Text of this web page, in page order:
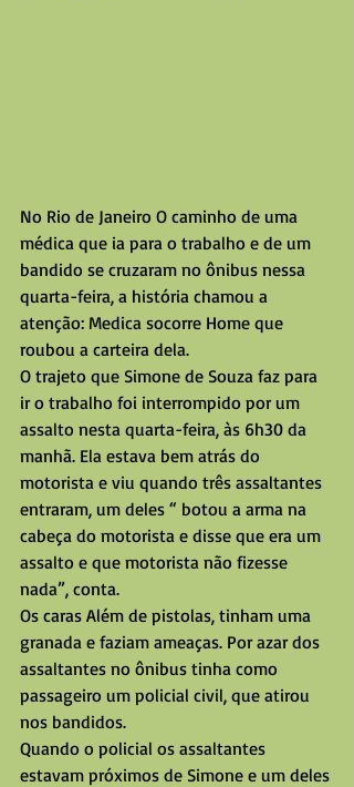
No Rio de Janeiro O caminho de uma
médica que ia para o trabalho e de um
bandido se cruzaram no ônibus nessa
quarta-feira, a história chamou a
atenção: Medica socorre Home que
roubou a carteira dela.
O trajeto que Simone de Souza faz para
ir o trabalho foi interrompido por um
assalto nesta quarta-feira, às 6h30 da
manhã. Ela estava bem atrás do
motorista e viu quando três assaltantes
entraram, um deles “ botou a arma na
cabeça do motorista e disse que era um
assalto e que motorista não fizesse
nada”, conta.
Os caras Além de pistolas, tinham uma
granada e faziam ameaças. Por azar dos
assaltantes no ônibus tinha como
passageiro um policial civil, que atirou
nos bandidos.
Quando o policial os assaltantes
estavam próximos de Simone e um deles